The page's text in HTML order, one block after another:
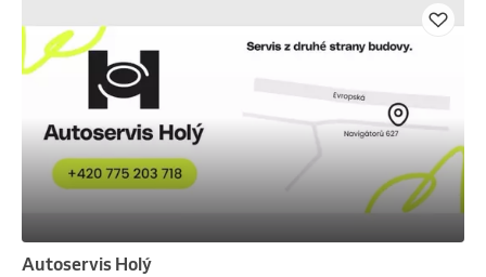
Autoservis Holý